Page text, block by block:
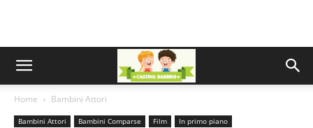
Home Bambini Attori
Bambini Attori Bambini Comparse Film
In primo piano